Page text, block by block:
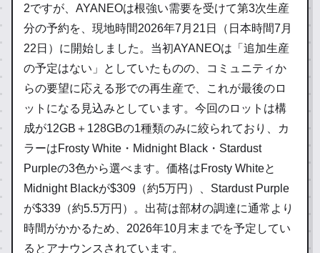
2ですが、AYANEOは根強い需要を受けて第3次生産
分の予約を、現地時間2026年7月21日（日本時間7月
22日）に開始しました。当初AYANEOは「追加生産
の予定はない」としていたものの、コミュニティか
らの要望に応える形での再生産で、これが最後のロ
ットになる見込みとしています。今回のロットは構
成が12GB＋128GBの1種類のみに絞られており、カ
ラーはFrosty White・Midnight Black・Stardust
Purpleの3色から選べます。価格はFrosty Whiteと
Midnight Blackが$309（約5万円）、Stardust Purple
が$339（約5.5万円）。出荷は部材の調達に通常より
時間がかかるため、2026年10月末までを予定してい
るとアナウンスされています。